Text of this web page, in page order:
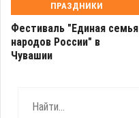
ПРАЗДНИКИ
Фестиваль "Единая семья
народов России" в
Чувашии